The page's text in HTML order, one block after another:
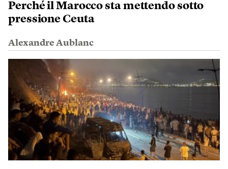
Perché il Marocco sta mettendo sotto
pressione Ceuta
Alexandre Aublanc